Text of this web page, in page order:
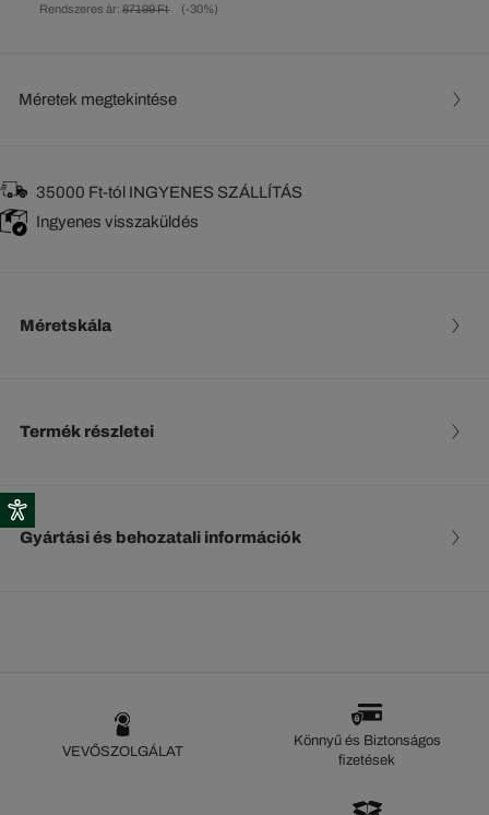
Rendszeres ár: 87199 Ft (-30%)
Méretek megtekintése
35000 Ft-tól INGYENES SZÁLLÍTÁS
Ingyenes visszaküldés
Méretskála
Termék részletei
Gyártási és behozatali információk
VEVŐSZOLGÁLAT
Könnyű és Biztonságos
fizetések